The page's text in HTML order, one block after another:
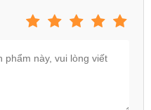
sản phẩm
các bạn, coi con các bạn
Babycuatoi.vn cam kết